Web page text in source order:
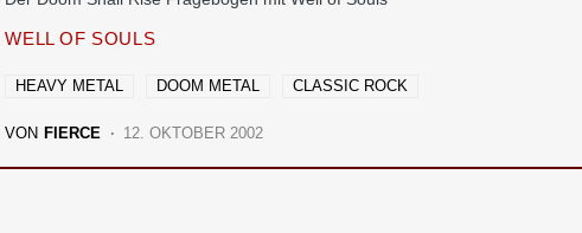
WELL OF SOULS
HEAVY METAL DOOM METAL CLASSIC ROCK
VON FIERCE 12. OKTOBER 2002